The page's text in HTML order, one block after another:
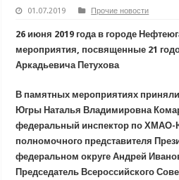
01.07.2019 Прочие новости
26 июня 2019 года в городе
мероприятия, посвященные 21
Аркадьевича Петухова
В памятных мероприятиях приняли
Югры Наталья Владимировна
федеральный инспектор по ХМАО-
полномочного представителя
федеральном округе Андрей
Председатель Всероссийского